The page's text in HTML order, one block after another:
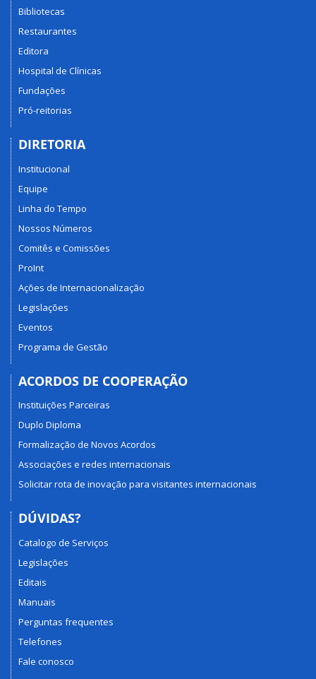
Bibliotecas
Restaurantes
Editora
Hospital de Clínicas
Fundações
Pró-reitorias
DIRETORIA
Institucional
Equipe
Linha do Tempo
Nossos Números
Comitês e Comissões
ProInt
Ações de Internacionalização
Legislações
Eventos
Programa de Gestão
ACORDOS DE COOPERAÇÃO
Instituições Parceiras
Duplo Diploma
Formalização de Novos Acordos
Associações e redes internacionais
Solicitar rota de inovação para visitantes internacionais
DÚVIDAS?
Catalogo de Serviços
Legislações
Editais
Manuais
Perguntas frequentes
Telefones
Fale conosco